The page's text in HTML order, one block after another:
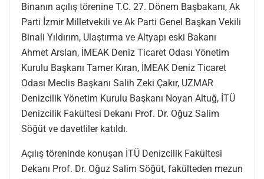
Binanın açılış törenine T.C. 27. Dönem Başbakanı, Ak
Parti İzmir Milletvekili ve Ak Parti Genel Başkan Vekili
Binali Yıldırım, Ulaştırma ve Altyapı eski Bakanı
Ahmet Arslan, İMEAK Deniz Ticaret Odası Yönetim
Kurulu Başkanı Tamer Kıran, İMEAK Deniz Ticaret
Odası Meclis Başkanı Salih Zeki Çakır, UZMAR
Denizcilik Yönetim Kurulu Başkanı Noyan Altuğ, İTÜ
Denizcilik Fakültesi Dekanı Prof. Dr. Oğuz Salim
Söğüt ve davetliler katıldı.
Açılış töreninde konuşan İTÜ Denizcilik Fakültesi
Dekanı Prof. Dr. Oğuz Salim Söğüt, fakülteden mezun